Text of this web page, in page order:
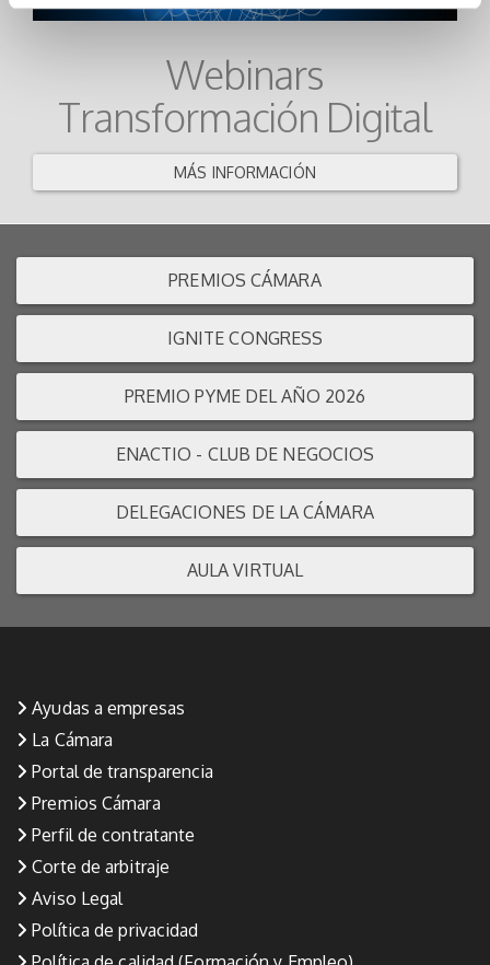
Webinars
Transformación Digital
MÁS INFORMACIÓN
PREMIOS CÁMARA
IGNITE CONGRESS
PREMIO PYME DEL AÑO 2026
ENACTIO - CLUB DE NEGOCIOS
DELEGACIONES DE LA CÁMARA
AULA VIRTUAL
Ayudas a empresas
La Cámara
Portal de transparencia
Premios Cámara
Perfil de contratante
Corte de arbitraje
Aviso Legal
Política de privacidad